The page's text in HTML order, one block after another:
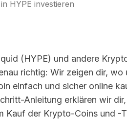
HYPE investieren
(HYPE) und andere
richtig: Wir zeigen dir, wo
einfach und sicher online
Anleitung erklären wir
Kauf der Krypto-Coins und -